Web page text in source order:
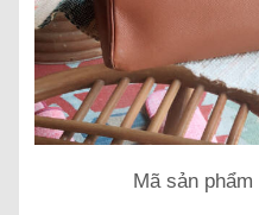
Mã sản